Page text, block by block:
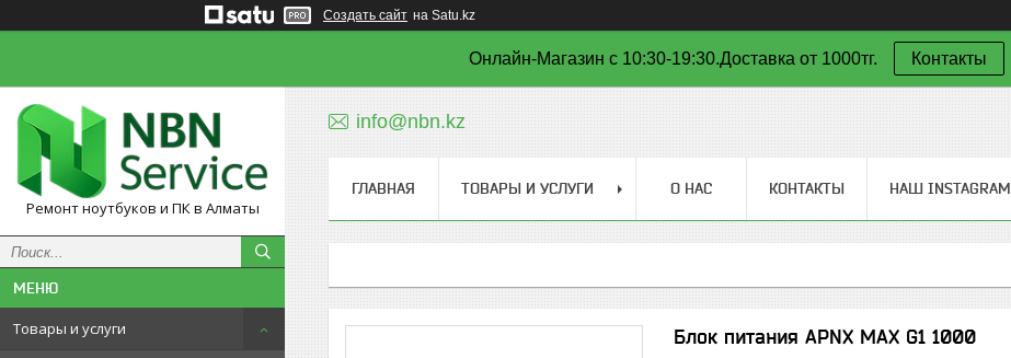
Создать сайт на Satu.kz
Онлайн-Магазин с 10:30-19:30.Доставка от 1000тг. Контакты
Ремонт ноутбуков и ПК в Алматы
Товары и услуги
info@nbn.kz
ГЛАВНАЯ ТОВАРЫ И УСЛУГИ О НАС КОНТАКТЫ НАШ INSTAGRAM
Блок питания APNX MAX G1 1000